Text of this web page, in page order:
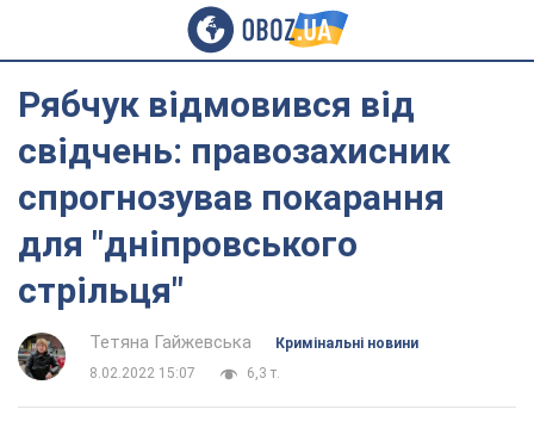
Рябчук відмовився від
свідчень: правозахисник
спрогнозував покарання
для "дніпровського
стрільця"
Тетяна Гайжевська
Кримінальні новини
8.02.2022 15:07
6,3 т.